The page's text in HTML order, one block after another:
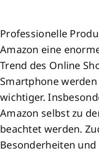
Professionelle
Amazon eine
Trend des Online
Smartphone
wichtiger.
Amazon selbst zu
beachtet werden.
Besonderheiten